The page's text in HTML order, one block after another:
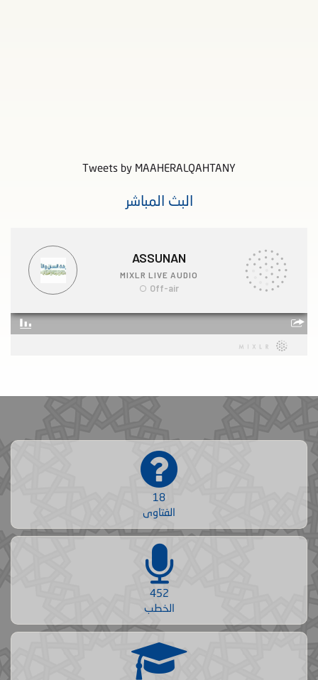
Tweets by MAAHERALQAHTANY
البث المباشر
18
الفتاوى
452
الخطب